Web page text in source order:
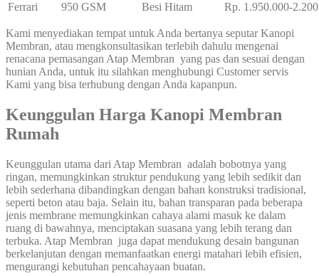
Ferrari
950 GSM Besi Hitam Rp. 1.950.000-
Kami menyediakan tempat untuk Anda bertanya seputar Kanopi
Membran, atau mengkonsultasikan terlebih dahulu mengenai
renacana pemasangan Atap Membran yang pas dan sesuai dengan
hunian Anda, untuk itu silahkan menghubungi Customer servis
Kami yang bisa terhubung dengan Anda kapanpun.
Keunggulan Harga Kanopi Membran
Rumah
Keunggulan utama dari Atap Membran adalah bobotnya yang
ringan, memungkinkan struktur pendukung yang lebih sedikit dan
lebih sederhana dibandingkan dengan bahan konstruksi tradisional,
seperti beton atau baja. Selain itu, bahan transparan pada beberapa
jenis membrane memungkinkan cahaya alami masuk ke dalam
ruang di bawahnya, menciptakan suasana yang lebih terang dan
terbuka. Atap Membran juga dapat mendukung desain bangunan
berkelanjutan dengan memanfaatkan energi matahari lebih efisien,
mengurangi kebutuhan pencahayaan buatan.